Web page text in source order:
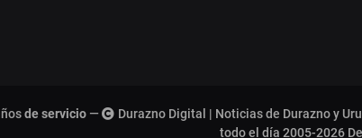
de servicio —
Durazno Digital | Noticias de Durazno y
todo el día 2005-2026